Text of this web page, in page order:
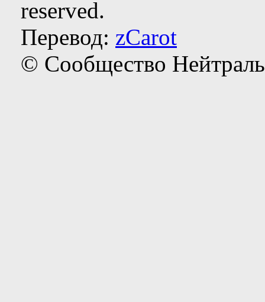
reserved.
Перевод: zCarot
© Сообщество